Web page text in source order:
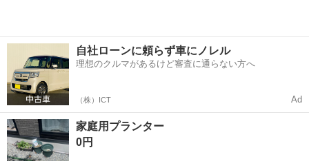
自社ローンに頼らず車にノレル
理想のクルマがあるけど審査に通らない方へ
（株）ICT Ad
家庭用プランター
0円